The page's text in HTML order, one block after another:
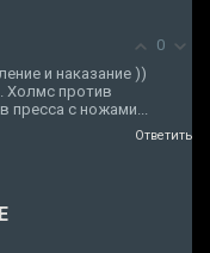
0
и наказание ))
Холмс против
пресса с ножами...
Ответить